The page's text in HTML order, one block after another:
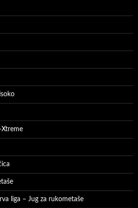
Xtreme
liga – Jug za rukometaše